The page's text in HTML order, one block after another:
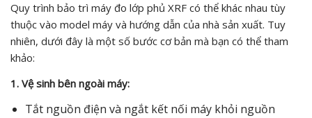
Quy trình bảo trì máy đo lớp phủ XRF có thể khác nhau tùy
thuộc vào model máy và hướng dẫn của nhà sản xuất. Tuy
nhiên, dưới đây là một số bước cơ bản mà bạn có thể tham
khảo:
1. Vệ sinh bên ngoài máy:
Tắt nguồn điện và ngắt kết nối máy khỏi nguồn